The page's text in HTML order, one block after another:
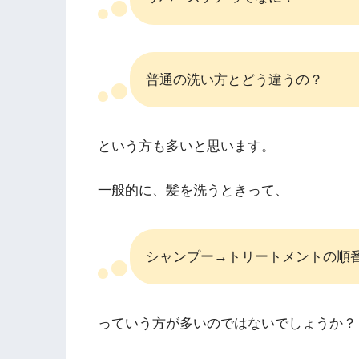
普通の洗い方とどう違うの？
という方も多いと思います。
一般的に、髪を洗うときって、
シャンプー→トリートメントの順
っていう方が多いのではないでしょうか？